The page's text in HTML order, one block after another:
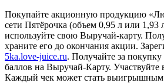
Покупайте акционную продукцию
сети Пятёрочка (объем 0,95 л или 1,93
используйте свою Выручай-карту.
храните его до окончания акции.
5ka.love-juice.ru. Получайте за
баллов на Выручай-Карту.
Каждый чек может стать